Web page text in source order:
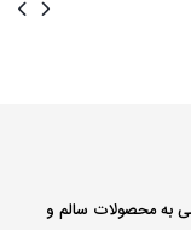
به محصولات سالم و